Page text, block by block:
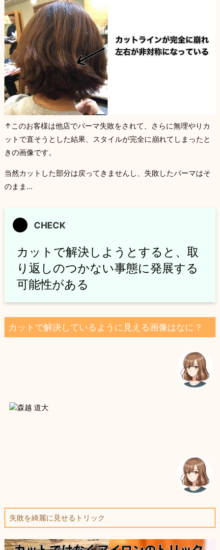
↑このお客様は他店でパーマ失敗をされて、さらに無理やりカ
ットで直そうとした結果、スタイルが完全に崩れてしまったと
きの画像です。
当然カットした部分は戻ってきませんし、失敗したパーマはそ
のまま…
カットで解決しようとすると、取
り返しのつかない事態に発展する
可能性がある
カットで解決しているように見える画像はなに？
失敗を綺麗に見せるトリック